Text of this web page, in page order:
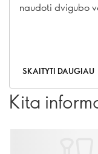
naudoti dvigubo
SKAITYTI DAUGIAU
Kita